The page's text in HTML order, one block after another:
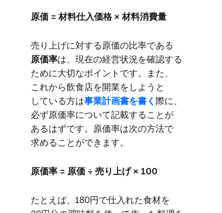
原価 = 材料仕入価格 × 材料消費量
売り上げに​対する​原価の​比率である
原価率は、​現在の​経営状況を​確認する​
ために​大切な​ポイントです。​また、​
これから​飲食店を​開業を​しようと​
している方は​事業計画書を​書く ​際に、​
必ず原価率に​ついて​記載する​ことが​
あるはずです。​原価率は​次の​方法で​
求める​ことができます。
原価率 = 原価 ÷ 売り上げ × 100
た​とえば、​180円で​仕入れた​食材を​